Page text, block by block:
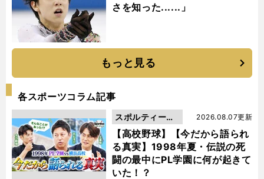
さを知った......」
もっと見る
各スポーツコラム記事
【高校野球】【今だから語られ
る真実】1998年夏・伝説の死
闘の最中にPL学園に何が起きて
いた！？
2026.08.07更新
スポルティーバ
動画